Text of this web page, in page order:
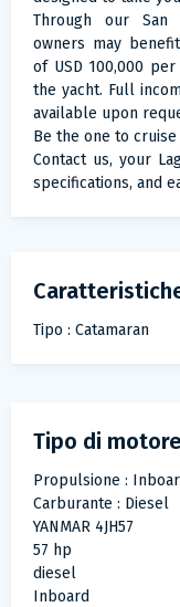
Through our San
owners may
of USD 100,000
the yacht. Full
available upon
Be the one to
Contact us, your
specifications, and
Tipo : Catamaran
Tipo di
Propulsione :
Carburante : Diesel
YANMAR 4JH57
57 hp
diesel
Inboard